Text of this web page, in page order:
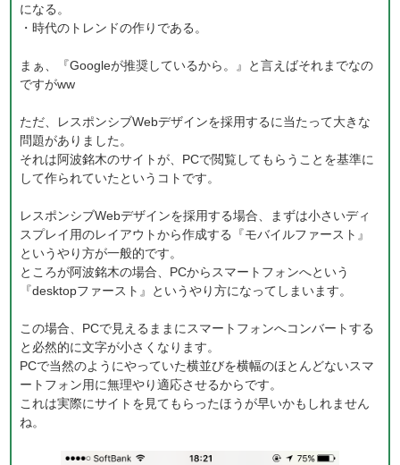
になる。
・時代のトレンドの作りである。
まぁ、『Googleが推奨しているから。』と言えばそれまでなの
ですがww
ただ、レスポンシブWebデザインを採用するに当たって大きな
問題がありました。
それは阿波銘木のサイトが、PCで閲覧してもらうことを基準に
して作られていたというコトです。
レスポンシブWebデザインを採用する場合、まずは小さいディ
スプレイ用のレイアウトから作成する『モバイルファースト』
というやり方が一般的です。
ところが阿波銘木の場合、PCからスマートフォンへという
『desktopファースト』というやり方になってしまいます。
この場合、PCで見えるままにスマートフォンへコンバートする
と必然的に文字が小さくなります。
PCで当然のようにやっていた横並びを横幅のほとんどないスマ
ートフォン用に無理やり適応させるからです。
これは実際にサイトを見てもらったほうが早いかもしれません
ね。